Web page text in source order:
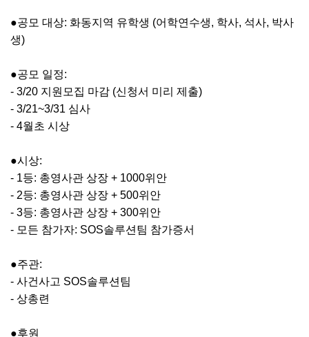
●공모 대상: 화동지역 유학생 (어학연수생, 학사, 석사, 박사
생)
●공모 일정:
- 3/20 지원모집 마감 (신청서 미리 제출)
- 3/21~3/31 심사
- 4월초 시상
●시상:
- 1등: 총영사관 상장 + 1000위안
- 2등: 총영사관 상장 + 500위안
- 3등: 총영사관 상장 + 300위안
- 모든 참가자: SOS솔루션팀 참가증서
●주관:
- 사건사고 SOS솔루션팀
- 상총련
●후원